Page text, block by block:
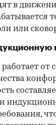
в
или
от